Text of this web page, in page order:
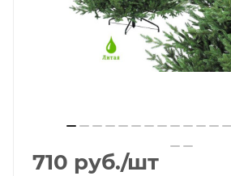
710 руб./шт